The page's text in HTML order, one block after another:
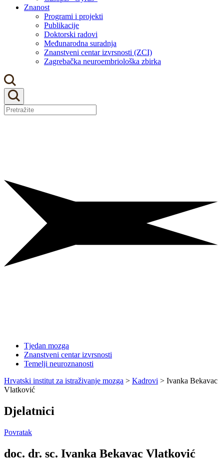
Znanost
Programi i projekti
Publikacije
Doktorski radovi
Međunarodna suradnja
Znanstveni centar izvrsnosti (ZCI)
Zagrebačka neuroembriološka zbirka
Tjedan mozga
Znanstveni centar izvrsnosti
Temelji neuroznanosti
Hrvatski institut za istraživanje mozga > Kadrovi > Ivanka Bekavac
Vlatković
Djelatnici
Povratak
doc. dr. sc. Ivanka Bekavac Vlatković